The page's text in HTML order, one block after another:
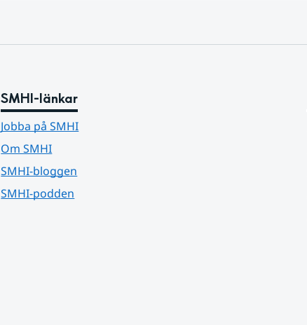
SMHI-länkar
Jobba på SMHI
Om SMHI
SMHI-bloggen
SMHI-podden